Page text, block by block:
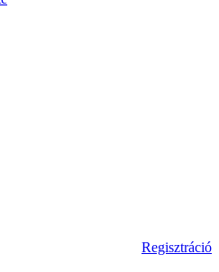
Regisztráció